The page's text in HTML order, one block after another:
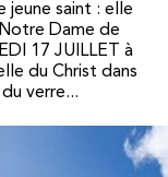
jeune saint : elle
Dame de
17 JUILLET à
du Christ dans
verre...